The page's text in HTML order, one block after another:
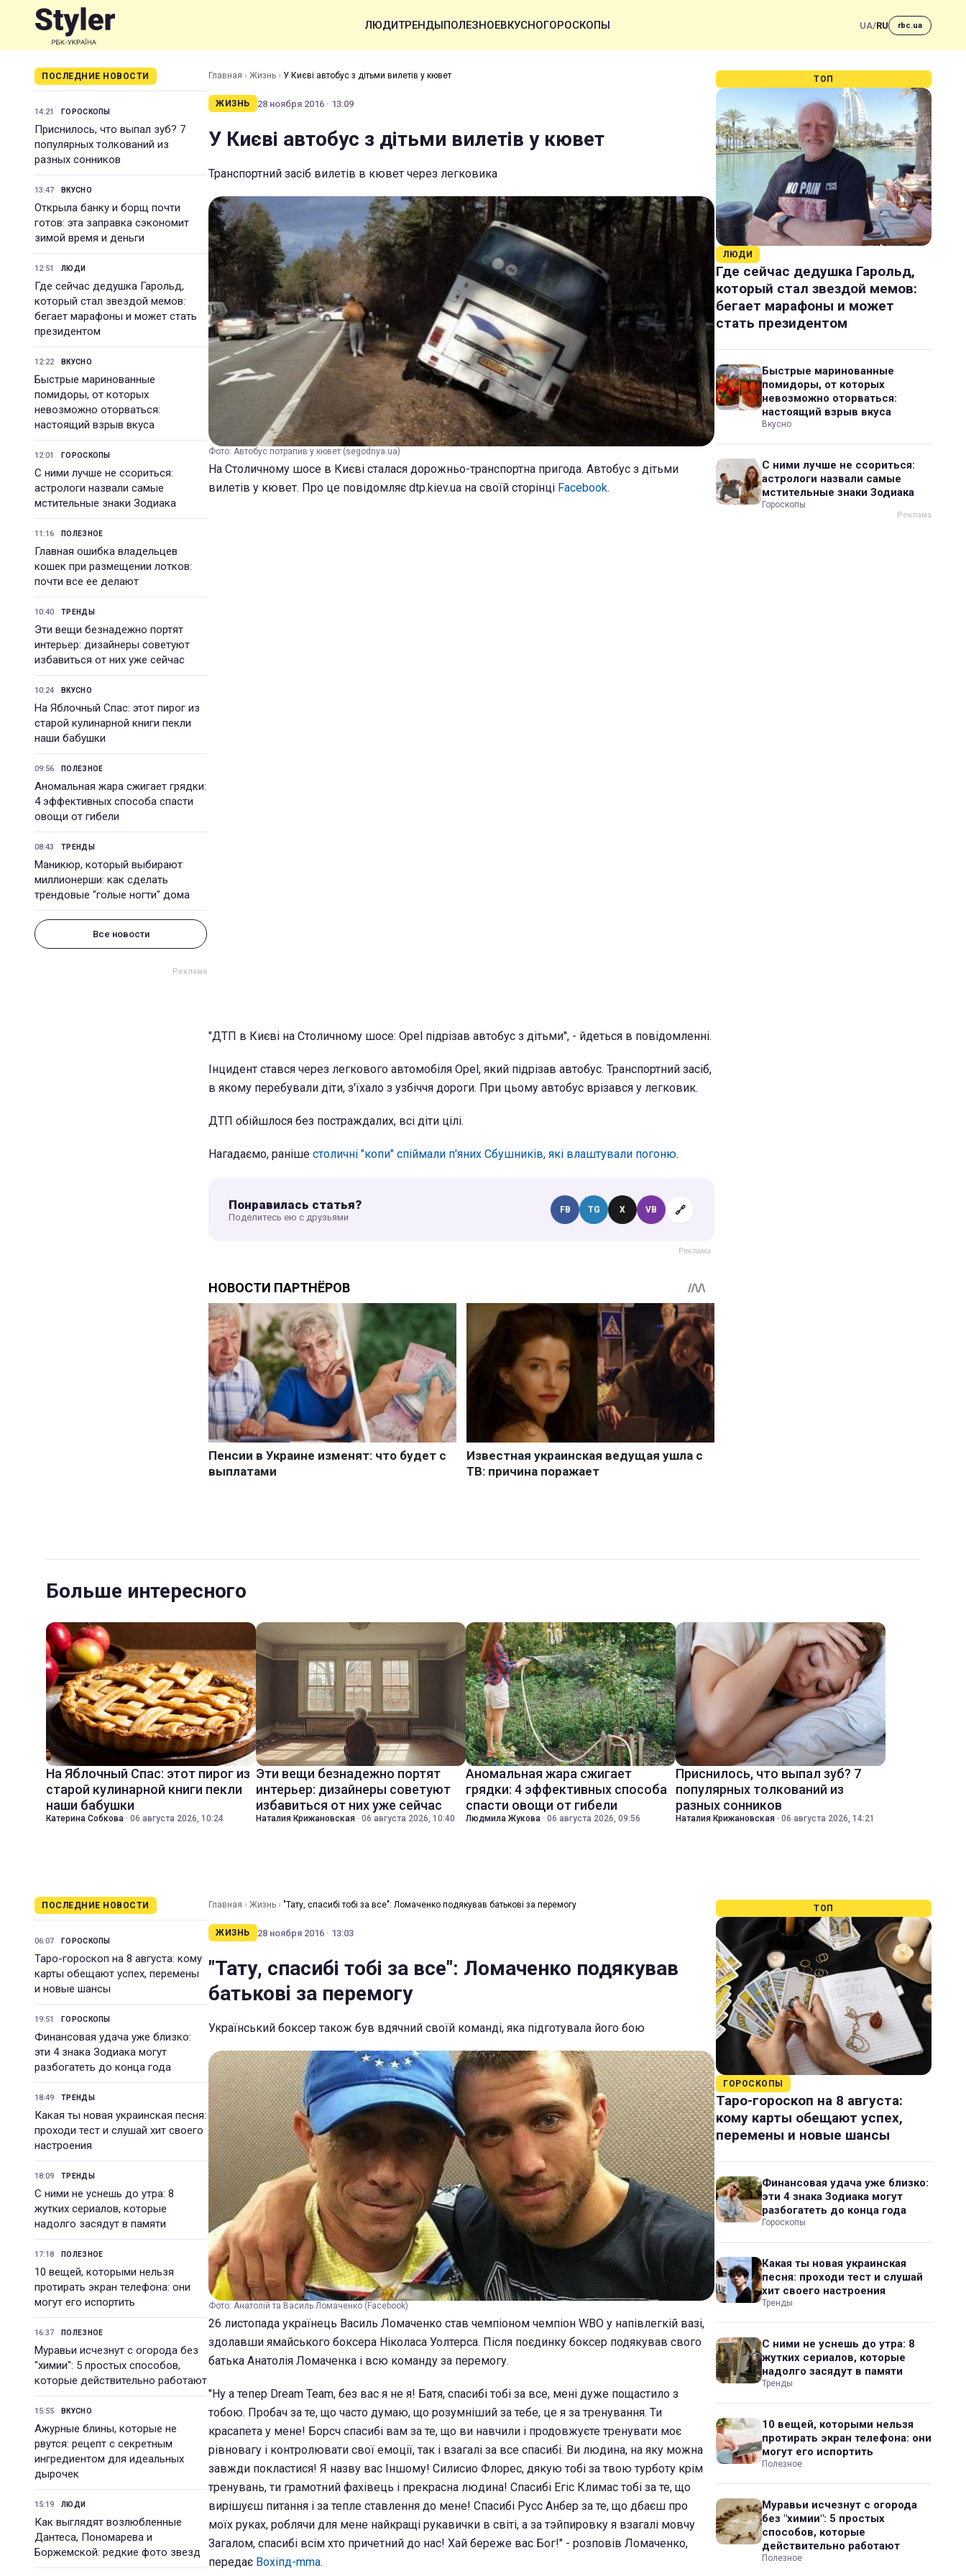
ЛЮДИТРЕНДЫПОЛЕЗНОЕВКУСНОГОРОСКОПЫ UA/RU rbc.ua
ПОСЛЕДНИЕ НОВОСТИ
14:21 ГОРОСКОПЫ
Приснилось, что выпал зуб? 7
популярных толкований из
разных сонников
13:47 ВКУСНО
Открыла банку и борщ почти
готов: эта заправка сэкономит
зимой время и деньги
12:51 ЛЮДИ
Где сейчас дедушка Гарольд,
который стал звездой мемов:
бегает марафоны и может стать
президентом
12:22 ВКУСНО
Быстрые маринованные
помидоры, от которых
невозможно оторваться:
настоящий взрыв вкуса
12:01 ГОРОСКОПЫ
С ними лучше не ссориться:
астрологи назвали самые
мстительные знаки Зодиака
11:16 ПОЛЕЗНОЕ
Главная ошибка владельцев
кошек при размещении лотков:
почти все ее делают
10:40 ТРЕНДЫ
Эти вещи безнадежно портят
интерьер: дизайнеры советуют
избавиться от них уже сейчас
10:24 ВКУСНО
На Яблочный Спас: этот пирог из
старой кулинарной книги пекли
наши бабушки
09:56 ПОЛЕЗНОЕ
Аномальная жара сжигает грядки:
4 эффективных способа спасти
овощи от гибели
08:43 ТРЕНДЫ
Маникюр, который выбирают
миллионерши: как сделать
трендовые "голые ногти" дома
Все новости
Главная › Жизнь › У Києві автобус з дітьми вилетів у кювет
ЖИЗНЬ 28 ноября 2016 · 13:09
У Києві автобус з дітьми вилетів у кювет
Транспортний засіб вилетів в кювет через легковика
Фото: Автобус потрапив у кювет (segodnya.ua)
На Столичному шосе в Києві сталася дорожньо-транспортна пригода. Автобус з дітьми
вилетів у кювет. Про це повідомляє dtp.kiev.ua на своїй сторінці Facebook.
"ДТП в Києві на Столичному шосе: Opel підрізав автобус з дітьми", - йдеться в повідомленні.
Інцидент стався через легкового автомобіля Opel, який підрізав автобус. Транспортний засіб,
в якому перебували діти, з'їхало з узбіччя дороги. При цьому автобус врізався у легковик.
ДТП обійшлося без постраждалих, всі діти цілі.
Нагадаємо, раніше столичні "копи" спіймали п'яних Сбушників, які влаштували погоню.
Понравилась статья?
Поделитесь ею с друзьями
FB TG X VB 🔗
ТОП
ЛЮДИ
Где сейчас дедушка Гарольд,
который стал звездой мемов:
бегает марафоны и может
стать президентом
Быстрые маринованные
помидоры, от которых
невозможно оторваться:
настоящий взрыв вкуса
Вкусно
С ними лучше не ссориться:
астрологи назвали самые
мстительные знаки Зодиака
Гороскопы
Больше интересного
На Яблочный Спас: этот пирог из
старой кулинарной книги пекли
наши бабушки
Катерина Собкова · 06 августа 2026, 10:24
Эти вещи безнадежно портят
интерьер: дизайнеры советуют
избавиться от них уже сейчас
Наталия Крижановская · 06 августа 2026, 10:40
Аномальная жара сжигает
грядки: 4 эффективных способа
спасти овощи от гибели
Людмила Жукова · 06 августа 2026, 09:56
Приснилось, что выпал зуб? 7
популярных толкований из
разных сонников
Наталия Крижановская · 06 августа 2026, 14:21
ПОСЛЕДНИЕ НОВОСТИ
06:07 ГОРОСКОПЫ
Таро-гороскоп на 8 августа: кому
карты обещают успех, перемены
и новые шансы
19:51 ГОРОСКОПЫ
Финансовая удача уже близко:
эти 4 знака Зодиака могут
разбогатеть до конца года
18:49 ТРЕНДЫ
Какая ты новая украинская песня:
проходи тест и слушай хит своего
настроения
18:09 ТРЕНДЫ
С ними не уснешь до утра: 8
жутких сериалов, которые
надолго засядут в памяти
17:18 ПОЛЕЗНОЕ
10 вещей, которыми нельзя
протирать экран телефона: они
могут его испортить
16:37 ПОЛЕЗНОЕ
Муравьи исчезнут с огорода без
"химии": 5 простых способов,
которые действительно работают
15:55 ВКУСНО
Ажурные блины, которые не
рвутся: рецепт с секретным
ингредиентом для идеальных
дырочек
15:19 ЛЮДИ
Как выглядят возлюбленные
Дантеса, Пономарева и
Боржемской: редкие фото звезд
Главная › Жизнь › "Тату, спасибі тобі за все": Ломаченко подякував батьковi за перемогу
ЖИЗНЬ 28 ноября 2016 · 13:03
"Тату, спасибі тобі за все": Ломаченко подякував
батьковi за перемогу
Український боксер також був вдячний своїй команді, яка підготувала його бою
Фото: Анатолій та Василь Ломаченко (Facebook)
26 листопада українець Василь Ломаченко став чемпіоном чемпіон WBO у напівлегкій вазі,
здолавши ямайського боксера Ніколаса Уолтерса. Після поєдинку боксер подякував свого
батька Анатолія Ломаченка і всю команду за перемогу.
"Ну а тепер Dream Team, без вас я не я! Батя, спасибі тобі за все, мені дуже пощастило з
тобою. Пробач за те, що часто думаю, що розумніший за тебе, це я за тренування. Ти
красапета у мене! Борсч спасибі вам за те, що ви навчили і продовжуєте тренувати моє
рівновагу і контролювати свої емоції, так і взагалі за все спасибі. Ви людина, на яку можна
завжди покластися! Я назву вас Іншому! Силисио Флорес, дякую тобі за твою турботу крім
тренувань, ти грамотний фахівець і прекрасна людина! Спасибі Егіс Климас тобі за те, що
вирішуєш питання і за тепле ставлення до мене! Спасибі Русс Анбер за те, що дбаєш про
моїх руках, роблячи для мене найкращі рукавички в світі, а за тэйпировку я взагалі мовчу
Загалом, спасибі всім хто причетний до нас! Хай береже вас Бог!" - розповів Ломаченко,
передає Вохіпд-mma.
ТОП
ГОРОСКОПЫ
Таро-гороскоп на 8 августа:
кому карты обещают успех,
перемены и новые шансы
Финансовая удача уже близко:
эти 4 знака Зодиака могут
разбогатеть до конца года
Гороскопы
Какая ты новая украинская
песня: проходи тест и слушай
хит своего настроения
Тренды
С ними не уснешь до утра: 8
жутких сериалов, которые
надолго засядут в памяти
Тренды
10 вещей, которыми нельзя
протирать экран телефона: они
могут его испортить
Полезное
Муравьи исчезнут с огорода
без "химии": 5 простых
способов, которые
действительно работают
Полезное